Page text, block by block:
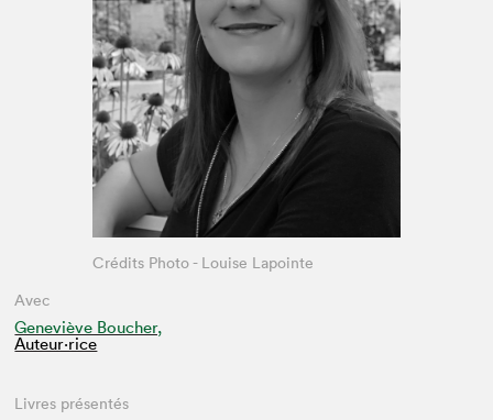
Avec
Geneviève Boucher,
Auteur·rice
Crédits Photo - Louise Lapointe
Livres présentés